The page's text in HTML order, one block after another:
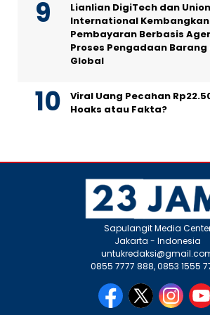
Lianlian DigiTech dan
International Kembangkan
Pembayaran Berbasis
Proses Pengadaan
Global
Viral Uang Pecahan
Hoaks atau Fakta?
Sapulangit Media
Jakarta - Indonesia
0855 7777 888, 0853 1555